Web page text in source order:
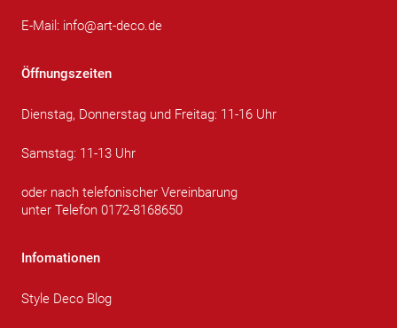
E-Mail: info@art-deco.de
Öffnungszeiten
Dienstag, Donnerstag und Freitag: 11-16 Uhr
Samstag: 11-13 Uhr
oder nach telefonischer Vereinbarung
unter Telefon 0172-8168650
Infomationen
Style Deco Blog